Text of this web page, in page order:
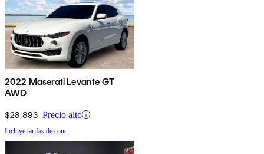
2022 Maserati Levante GT
AWD
$28,893 Precio alto
Incluye tarifas de conc.